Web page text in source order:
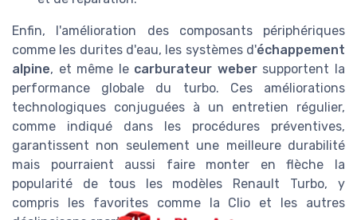
Enfin, l'amélioration des composants périphériques
comme les durites d'eau, les systèmes d'échappement
alpine, et même le carburateur webersupportent la
performance globale du turbo. Ces améliorations
technologiques conjuguées à un entretien régulier,
comme indiqué dans les procédures préventives,
garantissent non seulement une meilleure durabilité
mais pourraient aussi faire monter en flèche la
popularité de tous les modèles Renault Turbo, y
compris les favorites comme la Clio et les autres